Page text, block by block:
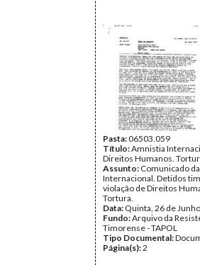
Pasta:06503.059
Título:Amnistia
Direitos Humanos.
Assunto: Comunicado
Internacional. Detidos
violação de Direitos
Tortura.
Data: Quinta, 26 de
Fundo:Arquivo da
Timorense - TAPOL
Tipo Documental:
Página(s):2